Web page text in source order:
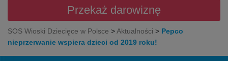
Przekaż darowiznę
SOS Wioski Dziecięce w Polsce >Aktualności > Pepco
nieprzerwanie wspiera dzieci od 2019 roku!